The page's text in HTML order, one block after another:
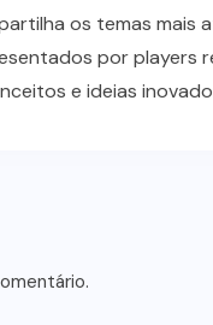
os temas mais
por players
e ideias